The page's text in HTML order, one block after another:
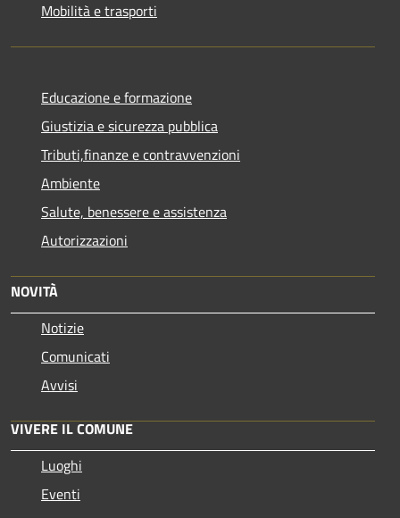
Mobilità e trasporti
Educazione e formazione
Giustizia e sicurezza pubblica
Tributi,finanze e contravvenzioni
Ambiente
Salute, benessere e assistenza
Autorizzazioni
NOVITÀ
Notizie
Comunicati
Avvisi
VIVERE IL COMUNE
Luoghi
Eventi